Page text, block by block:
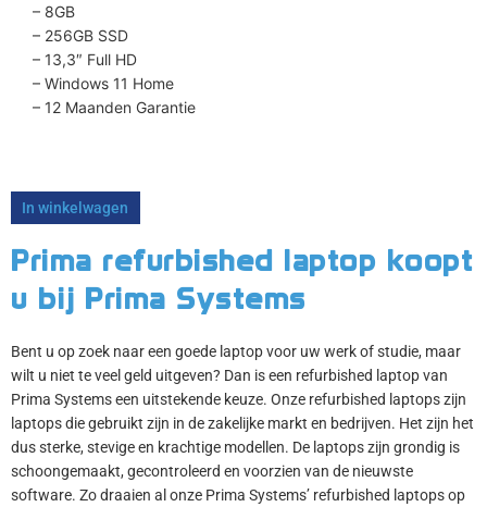
– 8GB
– 256GB SSD
– 13,3″ Full HD
– Windows 11 Home
– 12 Maanden Garantie
In winkelwagen
Prima refurbished laptop koopt
u bij Prima Systems
Bent u op zoek naar een goede laptop voor uw werk of studie, maar
wilt u niet te veel geld uitgeven? Dan is een refurbished laptop van
Prima Systems een uitstekende keuze. Onze refurbished laptops zijn
laptops die gebruikt zijn in de zakelijke markt en bedrijven. Het zijn het
dus sterke, stevige en krachtige modellen. De laptops zijn grondig is
schoongemaakt, gecontroleerd en voorzien van de nieuwste
software. Zo draaien al onze Prima Systems’ refurbished laptops op